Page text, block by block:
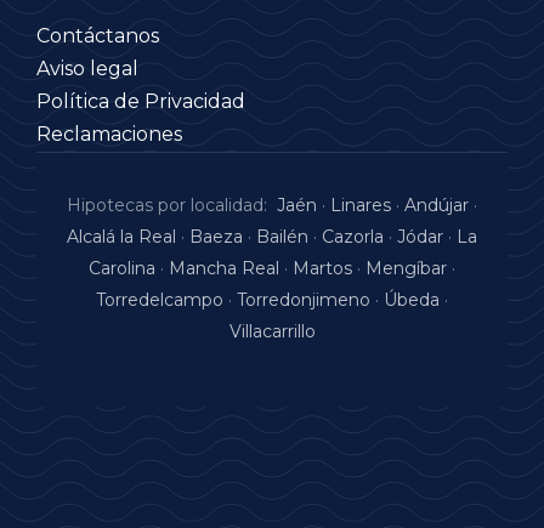
Contáctanos
Aviso legal
Política de Privacidad
Reclamaciones
Hipotecas por localidad: Jaén · Linares · Andújar ·
Alcalá la Real · Baeza · Bailén · Cazorla · Jódar · La
Carolina · Mancha Real · Martos · Mengíbar ·
Torredelcampo · Torredonjimeno · Úbeda ·
Villacarrillo